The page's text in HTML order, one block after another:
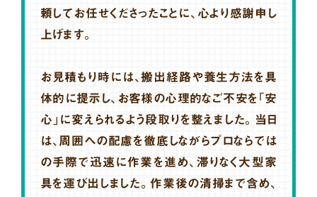
頼してお任せくださったことに、心より感謝申し
上げます。
お見積もり時には、搬出経路や養生方法を具
体的に提示し、お客様の心理的なご不安を「安
心」に変えられるよう段取りを整えました。当日
は、周囲への配慮を徹底しながらプロならでは
の手際で迅速に作業を進め、滞りなく大型家
具を運び出しました。作業後の清掃まで含め、